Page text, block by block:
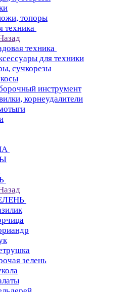
топоры
техника
техника
для техники
сучкорезы
инструмент
корнеудалители
зелень